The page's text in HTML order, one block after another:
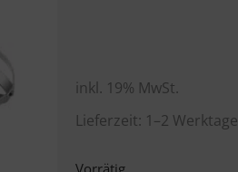
inkl. 19% MwSt.
Lieferzeit: 1–2 Werktage